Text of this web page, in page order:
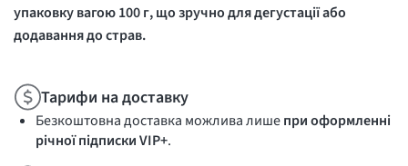
упаковку вагою 100 г, що зручно для дегустації або
додавання до страв.
Тарифи на доставку
Безкоштовна доставка можлива лишепри оформленні
річної підписки VIP+.